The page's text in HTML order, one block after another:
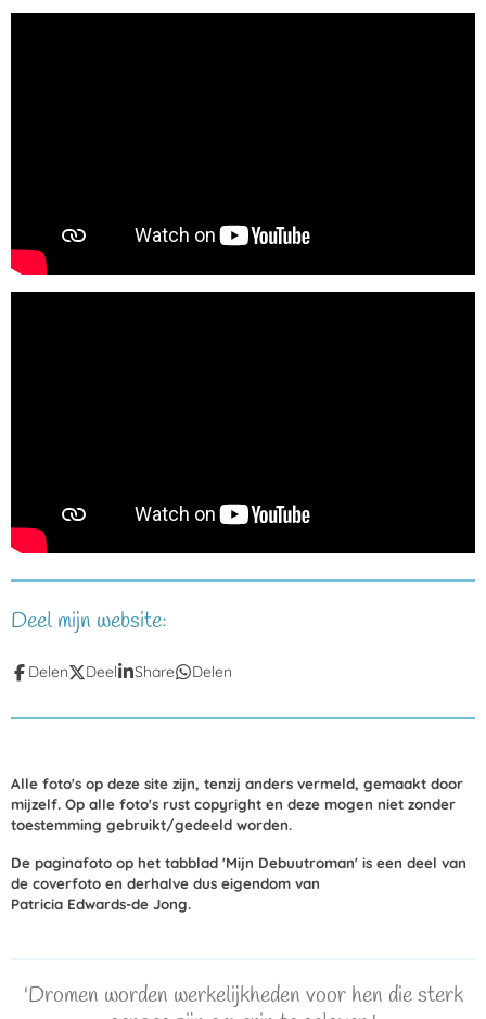
Deel mijn website:
Delen Deel Share Delen
Alle foto's op deze site zijn, tenzij anders vermeld, gemaakt door
mijzelf. Op alle foto's rust copyright en deze mogen niet zonder
toestemming gebruikt/gedeeld worden.
De paginafoto op het tabblad 'Mijn Debuutroman' is een deel van
de coverfoto en derhalve dus eigendom van
Patricia Edwards-de Jong.
'Dromen worden werkelijkheden voor hen die sterk